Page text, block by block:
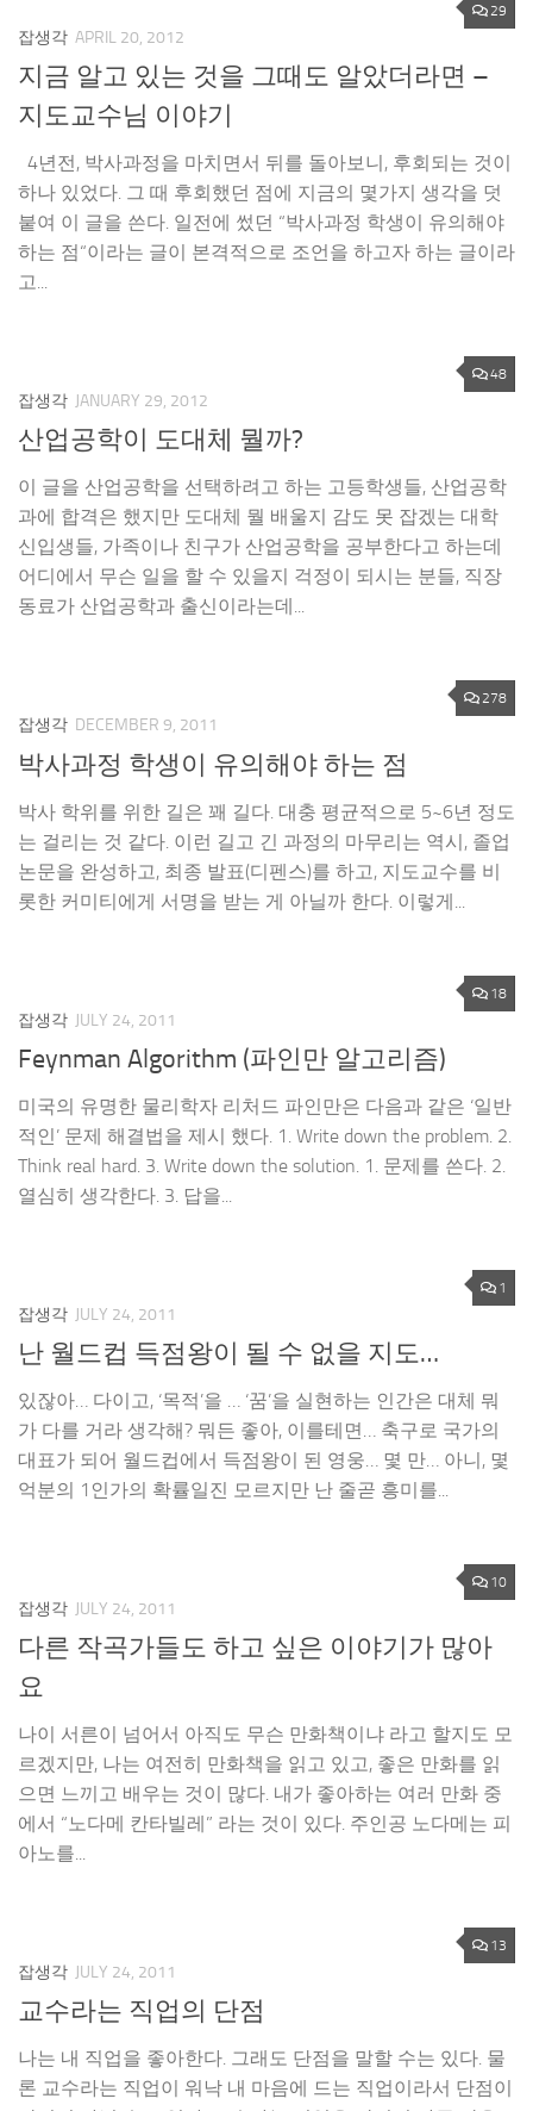
29
잡생각 APRIL 20, 2012
지금 알고 있는 것을 그때도 알았더라면 –
지도교수님 이야기
4년전, 박사과정을 마치면서 뒤를 돌아보니, 후회되는 것이
하나 있었다. 그 때 후회했던 점에 지금의 몇가지 생각을 덧
붙여 이 글을 쓴다. 일전에 썼던 “박사과정 학생이 유의해야
하는 점“이라는 글이 본격적으로 조언을 하고자 하는 글이라
고...
48
잡생각 JANUARY 29, 2012
산업공학이 도대체 뭘까?
이 글을 산업공학을 선택하려고 하는 고등학생들, 산업공학
과에 합격은 했지만 도대체 뭘 배울지 감도 못 잡겠는 대학
신입생들, 가족이나 친구가 산업공학을 공부한다고 하는데
어디에서 무슨 일을 할 수 있을지 걱정이 되시는 분들, 직장
동료가 산업공학과 출신이라는데...
278
잡생각 DECEMBER 9, 2011
박사과정 학생이 유의해야 하는 점
박사 학위를 위한 길은 꽤 길다. 대충 평균적으로 5~6년 정도
는 걸리는 것 같다. 이런 길고 긴 과정의 마무리는 역시, 졸업
논문을 완성하고, 최종 발표(디펜스)를 하고, 지도교수를 비
롯한 커미티에게 서명을 받는 게 아닐까 한다. 이렇게...
18
잡생각 JULY 24, 2011
Feynman Algorithm (파인만 알고리즘)
미국의 유명한 물리학자 리처드 파인만은 다음과 같은 ‘일반
적인’ 문제 해결법을 제시 했다. 1. Write down the problem. 2.
Think real hard. 3. Write down the solution. 1. 문제를 쓴다. 2.
열심히 생각한다. 3. 답을...
1
잡생각 JULY 24, 2011
난 월드컵 득점왕이 될 수 없을 지도…
있잖아… 다이고, ‘목적’을 … ‘꿈’을 실현하는 인간은 대체 뭐
가 다를 거라 생각해? 뭐든 좋아, 이를테면… 축구로 국가의
대표가 되어 월드컵에서 득점왕이 된 영웅… 몇 만… 아니, 몇
억분의 1인가의 확률일진 모르지만 난 줄곧 흥미를...
10
잡생각 JULY 24, 2011
다른 작곡가들도 하고 싶은 이야기가 많아
요
나이 서른이 넘어서 아직도 무슨 만화책이냐 라고 할지도 모
르겠지만, 나는 여전히 만화책을 읽고 있고, 좋은 만화를 읽
으면 느끼고 배우는 것이 많다. 내가 좋아하는 여러 만화 중
에서 “노다메 칸타빌레” 라는 것이 있다. 주인공 노다메는 피
아노를...
13
잡생각 JULY 24, 2011
교수라는 직업의 단점
나는 내 직업을 좋아한다. 그래도 단점을 말할 수는 있다. 물
론 교수라는 직업이 워낙 내 마음에 드는 직업이라서 단점이